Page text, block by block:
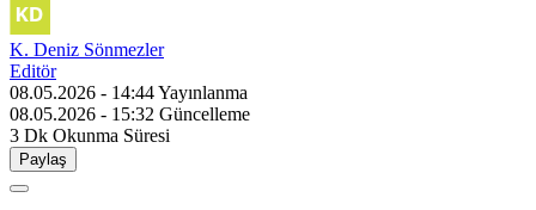
K. Deniz Sönmezler
Editör
08.05.2026 - 14:44Yayınlanma
08.05.2026 - 15:32 Güncelleme
3 Dk Okunma Süresi
Paylaş